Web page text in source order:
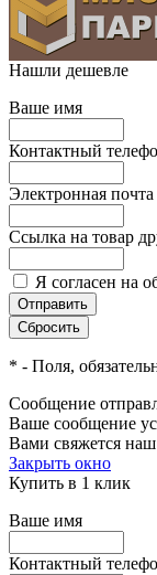
Нашли дешевле
Ваше имя
Контактный
Электронная почта
Ссылка на товар
Я согласен на
* - Поля,
Сообщение
Ваше сообщение
Вами свяжется
Закрыть окно
Купить в 1 клик
Ваше имя
Контактный